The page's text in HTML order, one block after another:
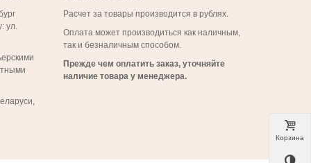
ул.
Расчет за товары производится в рублях.
Оплата может производиться как наличным,
так и безналичным способом.
Прежде чем оплатить заказ, уточняйте
наличие товара у менеджера.
Корзина